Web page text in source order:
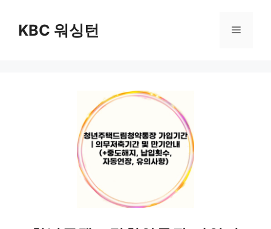
KBC 워싱턴 메